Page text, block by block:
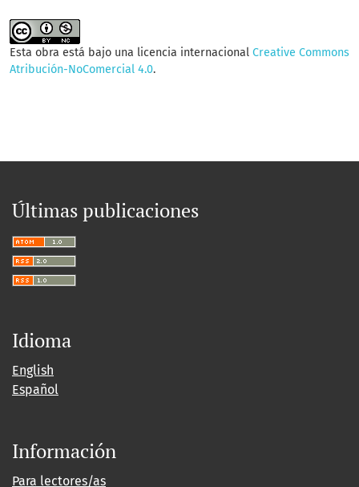
Esta obra está bajo una licencia internacional Creative Commons
Atribución-NoComercial 4.0.
Últimas publicaciones
Idioma
English
Español
Información
Para lectores/as